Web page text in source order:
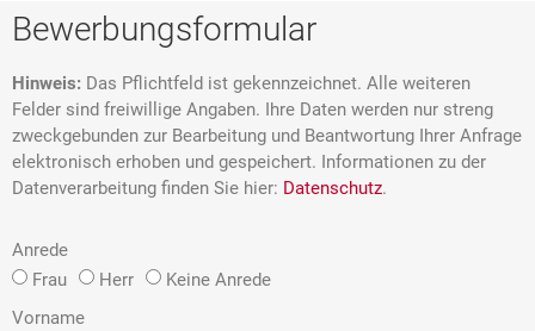
Bewerbungsformular
Hinweis: Das Pflichtfeld ist gekennzeichnet. Alle weiteren
Felder sind freiwillige Angaben. Ihre Daten werden nur streng
zweckgebunden zur Bearbeitung und Beantwortung Ihrer Anfrage
elektronisch erhoben und gespeichert. Informationen zu der
Datenverarbeitung finden Sie hier: Datenschutz.
Anrede
Frau
Herr
Keine Anrede
Vorname